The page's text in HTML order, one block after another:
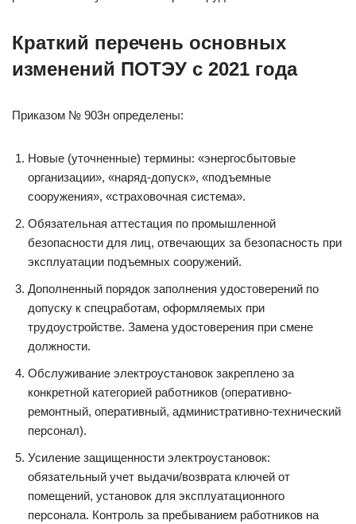
Краткий перечень основных
изменений ПОТЭУ с 2021 года
Приказом № 903н определены:
Новые (уточненные) термины: «энергосбытовые
организации», «наряд-допуск», «подъемные
сооружения», «страховочная система».
Обязательная аттестация по промышленной
безопасности для лиц, отвечающих за безопасность при
эксплуатации подъемных сооружений.
Дополненный порядок заполнения удостоверений по
допуску к спецработам, оформляемых при
трудоустройстве. Замена удостоверения при смене
должности.
Обслуживание электроустановок закреплено за
конкретной категорией работников (оперативно-
ремонтный, оперативный, административно-технический
персонал).
Усиление защищенности электроустановок:
обязательный учет выдачи/возврата ключей от
помещений, установок для эксплуатационного
персонала. Контроль за пребыванием работников на